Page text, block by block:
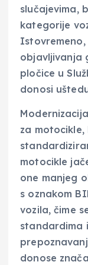
slučajevima,
kategorije
objavljivanja
pločice u
donosi
za
motocikle
one manjeg
s oznakom
vozila, čime
standardima
donose